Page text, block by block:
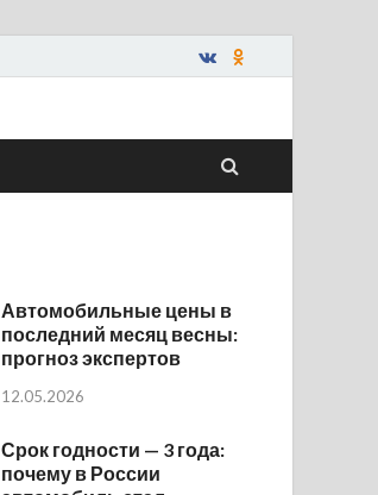
Автомобильные цены в
последний месяц весны:
прогноз экспертов
12.05.2026
Срок годности — 3 года:
почему в России